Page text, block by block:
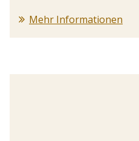
Mehr Informationen